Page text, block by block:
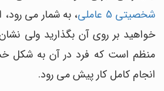
شخصیتی 5 عاملی
، به شمار می
خواهید بر روی آن بگذارید ولی
منظم است که فرد در آن به شکل
انجام کامل کار پیش می رود.